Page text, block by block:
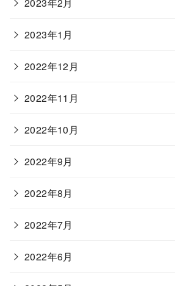
2023年1月
2022年12月
2022年11月
2022年10月
2022年9月
2022年8月
2022年7月
2022年6月